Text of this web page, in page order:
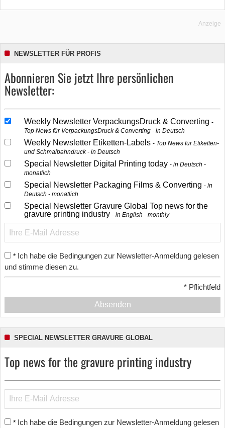
Anzeige
NEWSLETTER FÜR PROFIS
Abonnieren Sie jetzt Ihre persönlichen
Newsletter:
Weekly Newsletter VerpackungsDruck & Converting
Top News für VerpackungsDruck & Converting - in Deutsch
Weekly Newsletter Etiketten-Labels
Top News für Etiketten-
und Schmalbahndruck - in Deutsch
Special Newsletter Digital Printing today
in Deutsch -
monatlich
Special Newsletter Packaging Films & Converting
in
Deutsch - monatlich
Special Newsletter Gravure Global Top news for the
gravure printing industry
in English - monthly
* Ich habe die Bedingungen zur Newsletter-Anmeldung gelesen
und stimme diesen zu.
* Pflichtfeld
Absenden
SPECIAL NEWSLETTER GRAVURE GLOBAL
Top news for the gravure printing industry
* Ich habe die Bedingungen zur Newsletter-Anmeldung gelesen